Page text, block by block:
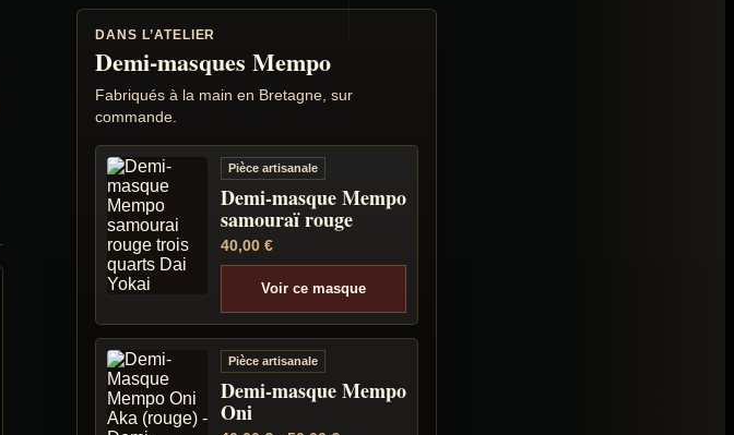
DANS L’ATELIER
Demi-masques Mempo
Fabriqués à la main en Bretagne, sur
commande.
Pièce artisanale
Demi-masque Mempo
samouraï rouge
40,00 €
Voir ce masque
Pièce artisanale
Demi-masque Mempo
Oni